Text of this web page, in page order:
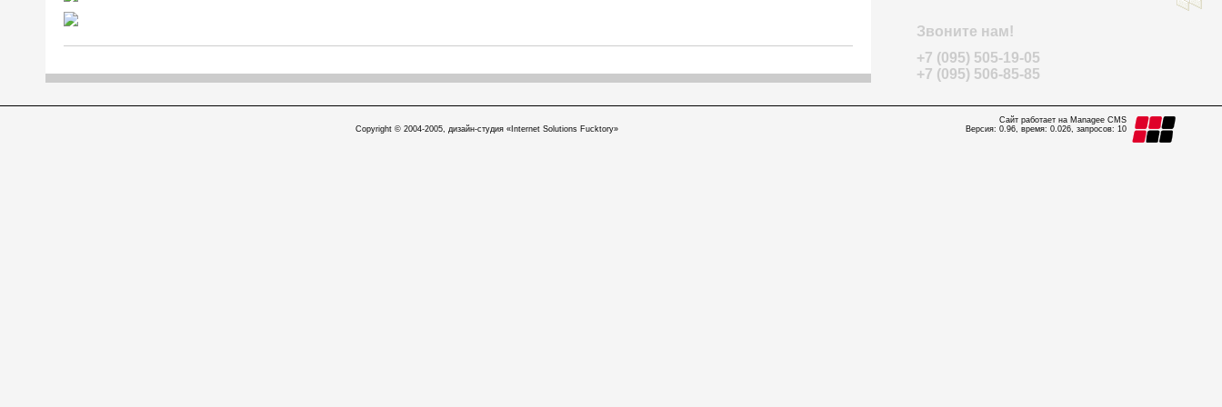
Звоните нам!
+7 (095) 505-19-05
+7 (095) 506-85-85
Copyright © 2004-2005, дизайн-студия «Internet Solutions Fucktory»
Сайт работает на Managee CMS
Версия: 0.96, время: 0.026, запросов: 10